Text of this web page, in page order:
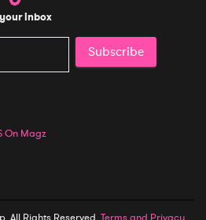
inbox
Subscribe
On Magz